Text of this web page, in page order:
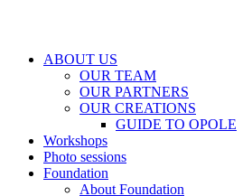
ABOUT US
OUR TEAM
OUR PARTNERS
OUR CREATIONS
GUIDE TO OPOLE
Workshops
Photo sessions
Foundation
About Foundation